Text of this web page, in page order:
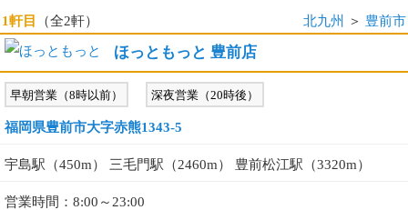
1軒目 （全2軒） 北九州 ＞ 豊前市
ほっともっと 豊前店
早朝営業（8時以前） 深夜営業（20時後）
福岡県豊前市大字赤熊1343-5
宇島駅（450m） 三毛門駅（2460m） 豊前松江駅（3320m）
営業時間：8:00～23:00